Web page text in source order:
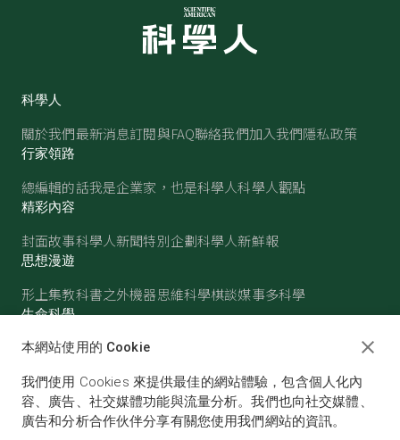
科學人
關於我們最新消息訂閱與FAQ聯絡我們加入我們隱私政策
行家領路
總編輯的話我是企業家，也是科學人科學人觀點
精彩內容
封面故事科學人新聞特別企劃科學人新鮮報
思想漫遊
形上集教科書之外機器思維科學棋談媒事多科學
生命科學
醫學古生物心理學生態學
物理 化學地球科學天文
本網站使用的 Cookie
我們使用 Cookies 來提供最佳的網站體驗，包含個人化內
容、廣告、社交媒體功能與流量分析。我們也向社交媒體、
廣告和分析合作伙伴分享有關您使用我們網站的資訊。